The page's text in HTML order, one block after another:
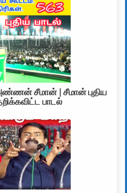
அண்ணன் சீமான் | சீமான் புதிய
பாடல்